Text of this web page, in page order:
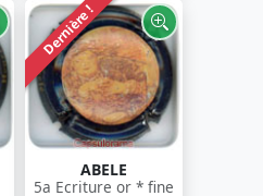
Dernière !
ABELE
5a Ecriture or * fine